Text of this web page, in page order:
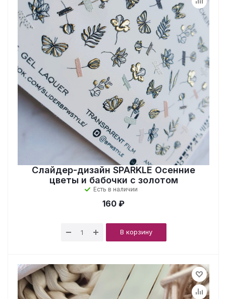
Слайдер-дизайн SPARKLE Осенние
цветы и бабочки с золотом
Есть в наличии
160 ₽
В корзину